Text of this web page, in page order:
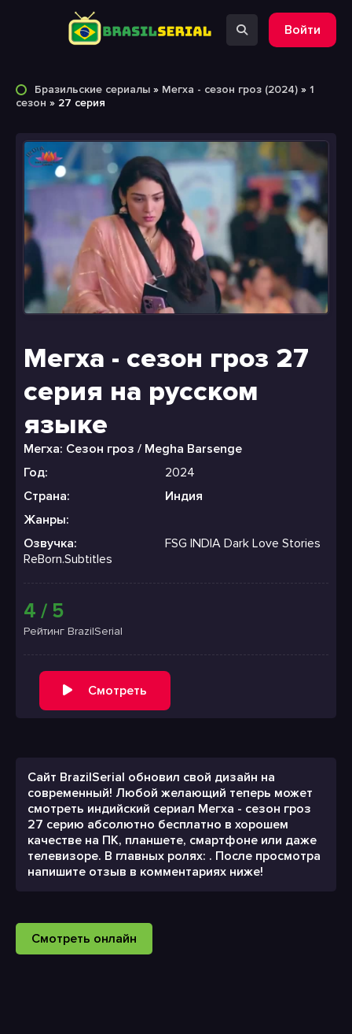
Войти
Бразильские сериалы » Мегха - сезон гроз (2024) » 1
сезон » 27 серия
Мегха - сезон гроз 27
серия на русском
языке
Мегха: Сезон гроз / Megha Barsenge
Год:
2024
Страна:
Индия
Жанры:
Озвучка:
FSG INDIA Dark Love Stories
ReBorn.Subtitles
4 / 5
Рейтинг BrazilSerial
Смотреть
Сайт BrazilSerial обновил свой дизайн на
современный! Любой желающий теперь может
смотреть индийский сериал Мегха - сезон гроз
27 серию абсолютно бесплатно в хорошем
качестве на ПК, планшете, смартфоне или даже
телевизоре. В главных ролях: . После просмотра
напишите отзыв в комментариях ниже!
Смотреть онлайн